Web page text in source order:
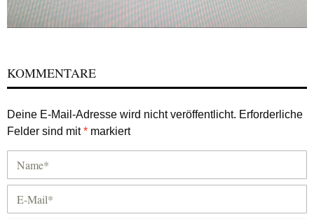
KOMMENTARE
Deine E-Mail-Adresse wird nicht veröffentlicht. Erforderliche
Felder sind mit* markiert